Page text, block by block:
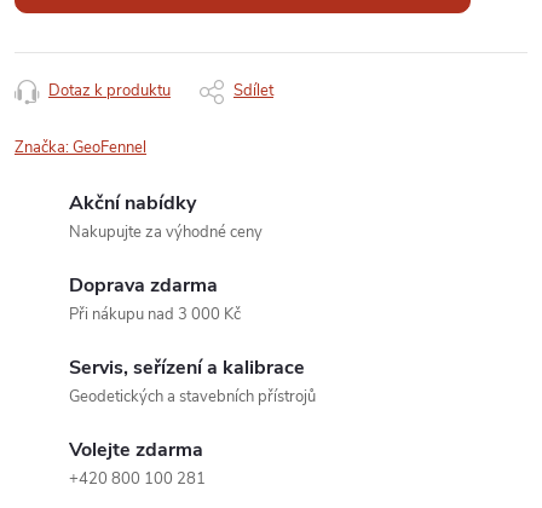
Dotaz k produktu Sdílet
Značka:GeoFennel
Akční nabídky
Nakupujte za výhodné ceny
Doprava zdarma
Při nákupu nad 3 000 Kč
Servis, seřízení a kalibrace
Geodetických a stavebních přístrojů
Volejte zdarma
+420 800 100 281